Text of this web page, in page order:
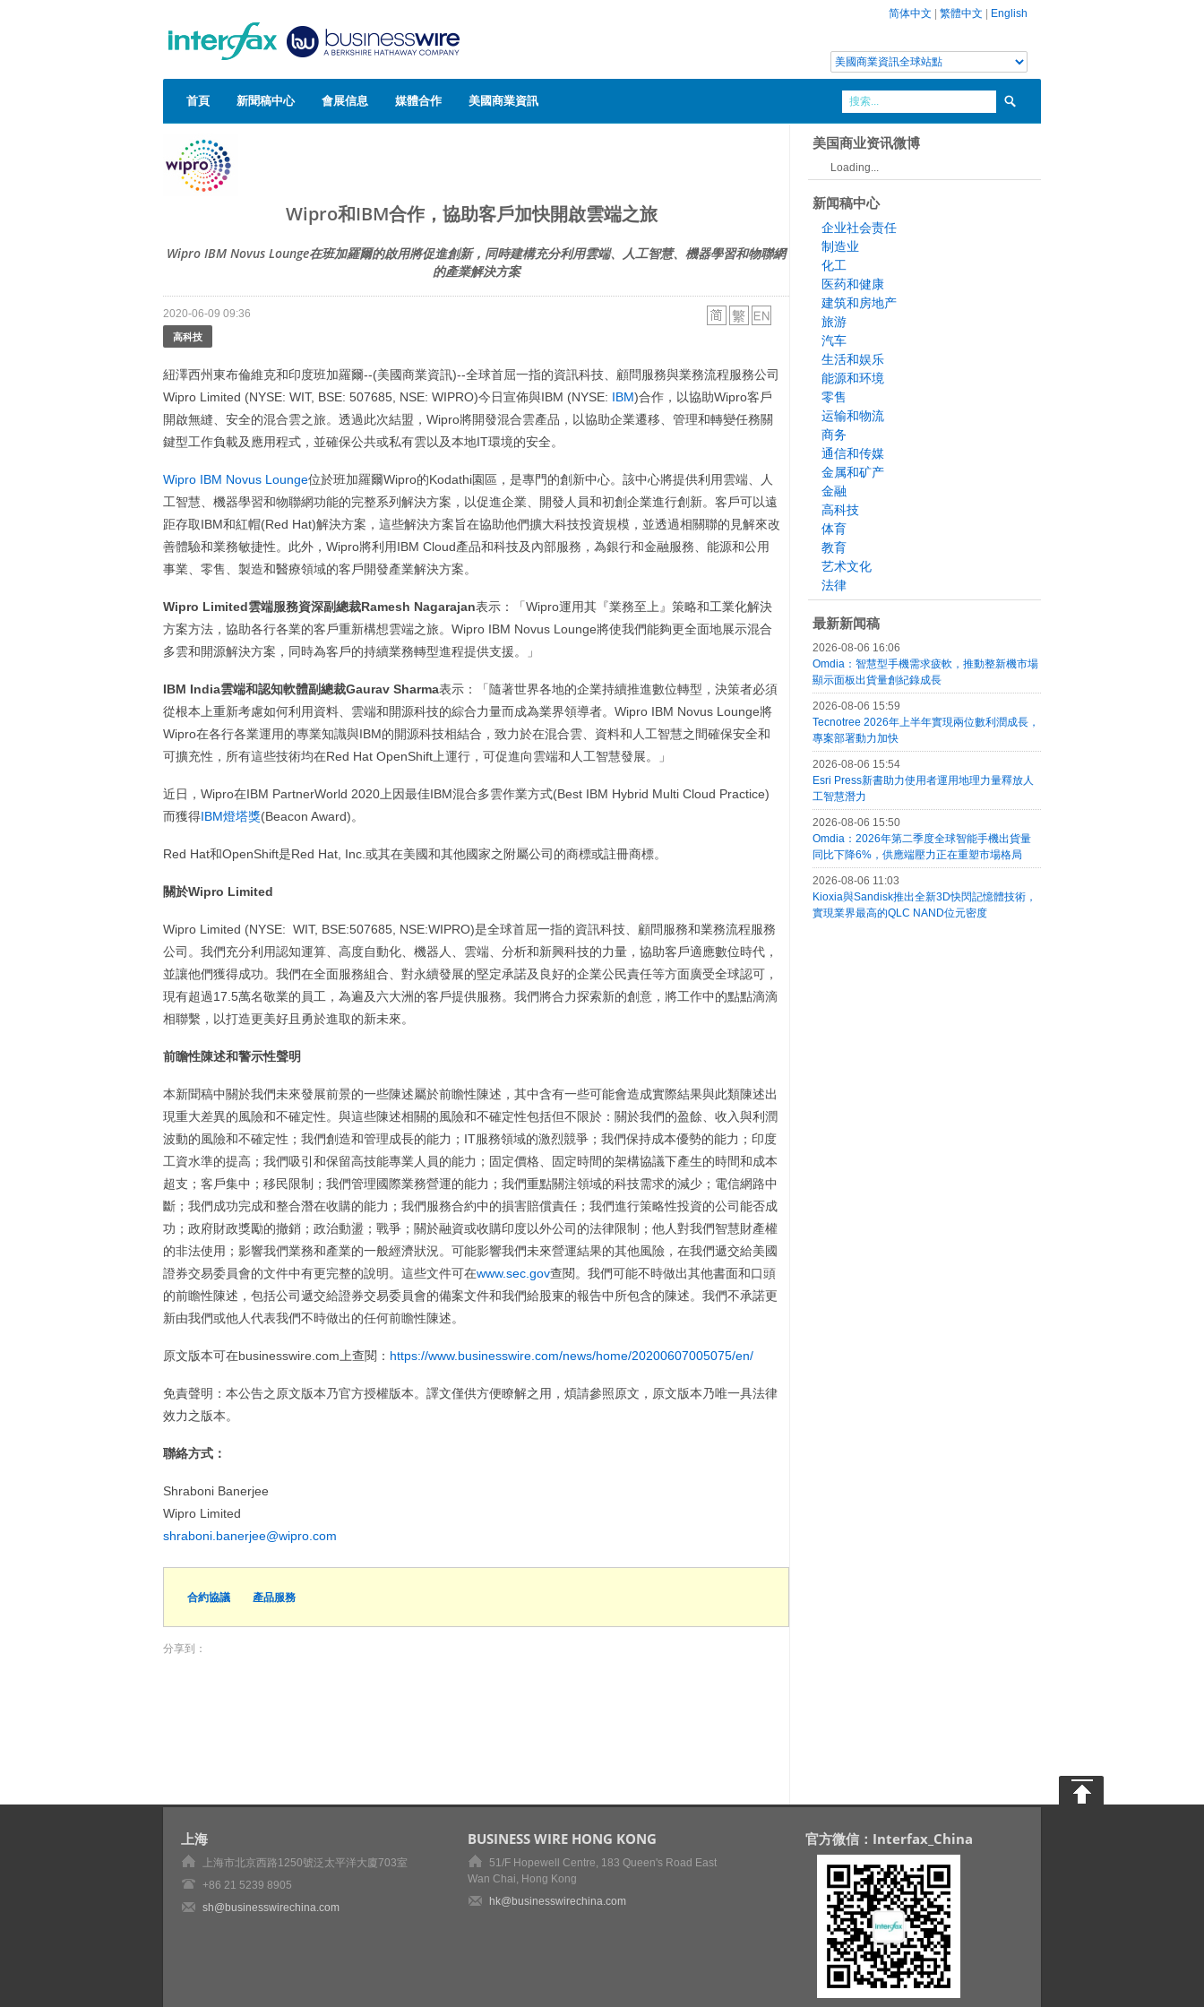
简体中文 繁體中文 English
首頁 新聞稿中心 會展信息 媒體合作 美國商業資訊
Wipro和IBM合作，協助客戶加快開啟雲端之旅
Wipro IBM Novus Lounge在班加羅爾的啟用將促進創新，同時建構充分利用雲端、人工智慧、機器學習和物聯網
的產業解決方案
2020-06-09 09:36
高科技
紐澤西州東布倫維克和印度班加羅爾--(美國商業資訊)--全球首屈一指的資訊科技、顧問服務與業務流程服務公司
Wipro Limited (NYSE: WIT, BSE: 507685, NSE: WIPRO)今日宣佈與IBM (NYSE: IBM)合作，以協助Wipro客戶
開啟無縫、安全的混合雲之旅。透過此次結盟，Wipro將開發混合雲產品，以協助企業遷移、管理和轉變任務關
鍵型工作負載及應用程式，並確保公共或私有雲以及本地IT環境的安全。
Wipro IBM Novus Lounge位於班加羅爾Wipro的Kodathi園區，是專門的創新中心。該中心將提供利用雲端、人
工智慧、機器學習和物聯網功能的完整系列解決方案，以促進企業、開發人員和初創企業進行創新。客戶可以遠
距存取IBM和紅帽(Red Hat)解決方案，這些解決方案旨在協助他們擴大科技投資規模，並透過相關聯的見解來改
善體驗和業務敏捷性。此外，Wipro將利用IBM Cloud產品和科技及內部服務，為銀行和金融服務、能源和公用
事業、零售、製造和醫療領域的客戶開發產業解決方案。
Wipro Limited雲端服務資深副總裁Ramesh Nagarajan表示：「Wipro運用其『業務至上』策略和工業化解決
方案方法，協助各行各業的客戶重新構想雲端之旅。Wipro IBM Novus Lounge將使我們能夠更全面地展示混合
多雲和開源解決方案，同時為客戶的持續業務轉型進程提供支援。」
IBM India雲端和認知軟體副總裁Gaurav Sharma表示：「隨著世界各地的企業持續推進數位轉型，決策者必須
從根本上重新考慮如何利用資料、雲端和開源科技的綜合力量而成為業界領導者。Wipro IBM Novus Lounge將
Wipro在各行各業運用的專業知識與IBM的開源科技相結合，致力於在混合雲、資料和人工智慧之間確保安全和
可擴充性，所有這些技術均在Red Hat OpenShift上運行，可促進向雲端和人工智慧發展。」
近日，Wipro在IBM PartnerWorld 2020上因最佳IBM混合多雲作業方式(Best IBM Hybrid Multi Cloud Practice)
而獲得IBM燈塔獎(Beacon Award)。
Red Hat和OpenShift是Red Hat, Inc.或其在美國和其他國家之附屬公司的商標或註冊商標。
關於Wipro Limited
Wipro Limited (NYSE: WIT, BSE:507685, NSE:WIPRO)是全球首屈一指的資訊科技、顧問服務和業務流程服務
公司。我們充分利用認知運算、高度自動化、機器人、雲端、分析和新興科技的力量，協助客戶適應數位時代，
並讓他們獲得成功。我們在全面服務組合、對永續發展的堅定承諾及良好的企業公民責任等方面廣受全球認可，
現有超過17.5萬名敬業的員工，為遍及六大洲的客戶提供服務。我們將合力探索新的創意，將工作中的點點滴滴
相聯繫，以打造更美好且勇於進取的新未來。
前瞻性陳述和警示性聲明
本新聞稿中關於我們未來發展前景的一些陳述屬於前瞻性陳述，其中含有一些可能會造成實際結果與此類陳述出
現重大差異的風險和不確定性。與這些陳述相關的風險和不確定性包括但不限於：關於我們的盈餘、收入與利潤
波動的風險和不確定性；我們創造和管理成長的能力；IT服務領域的激烈競爭；我們保持成本優勢的能力；印度
工資水準的提高；我們吸引和保留高技能專業人員的能力；固定價格、固定時間的架構協議下產生的時間和成本
超支；客戶集中；移民限制；我們管理國際業務營運的能力；我們重點關注領域的科技需求的減少；電信網路中
斷；我們成功完成和整合潛在收購的能力；我們服務合約中的損害賠償責任；我們進行策略性投資的公司能否成
功；政府財政獎勵的撤銷；政治動盪；戰爭；關於融資或收購印度以外公司的法律限制；他人對我們智慧財產權
的非法使用；影響我們業務和產業的一般經濟狀況。可能影響我們未來營運結果的其他風險，在我們遞交給美國
證券交易委員會的文件中有更完整的說明。這些文件可在www.sec.gov查閱。我們可能不時做出其他書面和口頭
的前瞻性陳述，包括公司遞交給證券交易委員會的備案文件和我們給股東的報告中所包含的陳述。我們不承諾更
新由我們或他人代表我們不時做出的任何前瞻性陳述。
原文版本可在businesswire.com上查閱： https://www.businesswire.com/news/home/20200607005075/en/
免責聲明：本公告之原文版本乃官方授權版本。譯文僅供方便瞭解之用，煩請參照原文，原文版本乃唯一具法律
效力之版本。
聯絡方式：
Shraboni Banerjee
Wipro Limited
shraboni.banerjee@wipro.com
合約協議 產品服務
分享到：
美国商业资讯微博
Loading...
新闻稿中心
企业社会责任
制造业
化工
医药和健康
建筑和房地产
旅游
汽车
生活和娱乐
能源和环境
零售
运输和物流
商务
通信和传媒
金属和矿产
金融
高科技
体育
教育
艺术文化
法律
最新新闻稿
2026-08-06 16:06
Omdia：智慧型手機需求疲軟，推動整新機市場
顯示面板出貨量創紀錄成長
2026-08-06 15:59
Tecnotree 2026年上半年實現兩位數利潤成長，
專案部署動力加快
2026-08-06 15:54
Esri Press新書助力使用者運用地理力量釋放人
工智慧潛力
2026-08-06 15:50
Omdia：2026年第二季度全球智能手機出貨量
同比下降6%，供應端壓力正在重塑市場格局
2026-08-06 11:03
Kioxia與Sandisk推出全新3D快閃記憶體技術，
實現業界最高的QLC NAND位元密度
上海
上海市北京西路1250號泛太平洋大廈703室
+86 21 5239 8905
sh@businesswirechina.com
BUSINESS WIRE HONG KONG
51/F Hopewell Centre, 183 Queen's Road East
Wan Chai, Hong Kong
hk@businesswirechina.com
官方微信：Interfax_China